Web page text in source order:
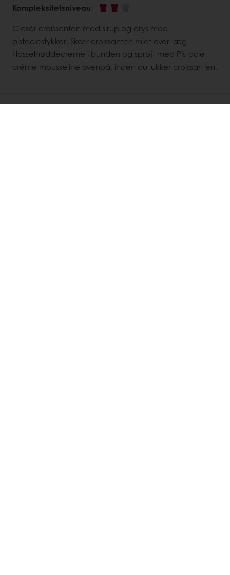
Kompleksitetsniveau:
Glasér croissanten med sirup og drys med
pistaciestykker. Skær croissanten midt over læg
Hasselnøddecreme i bunden og sprøjt med Pistacie
créme mousseline ovenpå, inden du lukker croissanten.